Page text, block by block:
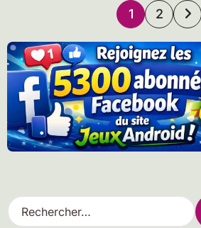
des
1 2
R
e